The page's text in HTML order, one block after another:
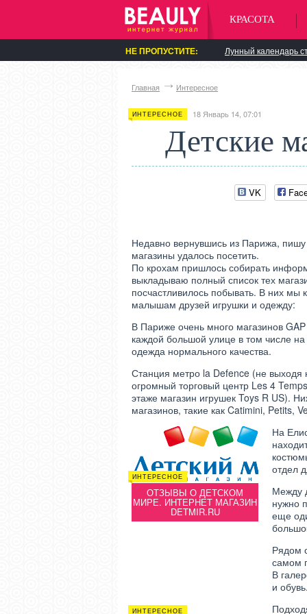
КРАСОТА
НЕ ПРОПУСТИТЕ: Лунный календарь
Главная Интересное
ИНТЕРЕСНОЕ 18 Январь 14, 07:01
Детские
VK
Недавно вернувшись из Парижа, пишу
магазины удалось посетить.
По крохам пришлось собирать
выкладываю полный список тех
посчастливилось побывать. В них мы
малышам друзей игрушки и одежду:
В Париже очень много магазинов
каждой большой улице в том числе
одежда нормального качества.
Станция метро la Defence (не выходя
огромный торговый центр Les 4
этаже магазин игрушек Toys R US).
магазинов, такие как Catimini, Petits,
ИНТЕРЕСНОЕ
ОТЗЫВЫ О ДЕТСКОМ
МИРЕ. ИНТЕРНЕТ МАГАЗИН
DETMIR.RU
ИНТЕРЕСНОЕ
На
отдел
Между
нужно
еще
Рядом
самом
В
и обувь.